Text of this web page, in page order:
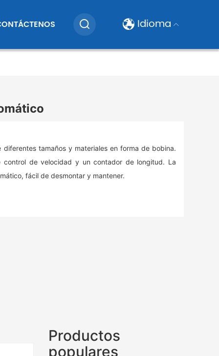
Idioma
tamaños y materiales en forma de bobina.
de velocidad y un contador de longitud. La
fácil de desmontar y mantener.
Productos
populares